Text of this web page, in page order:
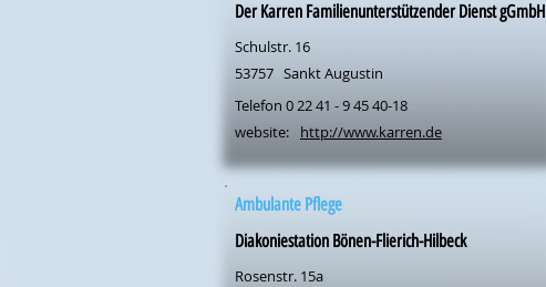
Der Karren Familienunterstützender Dienst gGmbH
Schulstr. 16
53757 Sankt Augustin
Telefon 0 22 41 - 9 45 40-18
website:
http://www.karren.de
Ambulante Pflege
Diakoniestation Bönen-Flierich-Hilbeck
Rosenstr. 15a